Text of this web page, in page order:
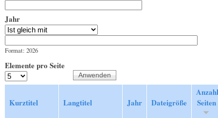
Jahr
Format: 2026
Elemente pro Seite
Kurztitel Langtitel Jahr Dateigröße
Anzahl
Seiten